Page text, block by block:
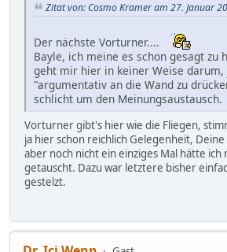
Zitat von: Cosmo Kramer am 27. Januar
Der nächste Vorturner....
Bayle, ich meine es schon gesagt zu
geht mir hier in keiner Weise darum,
"argumentativ an die Wand zu
schlicht um den Meinungsaustausch.
Vorturner gibt's hier wie die Fliegen,
ja hier schon reichlich Gelegenheit,
aber noch nicht ein einziges Mal hätte
getauscht. Dazu war letztere bisher
gestelzt.